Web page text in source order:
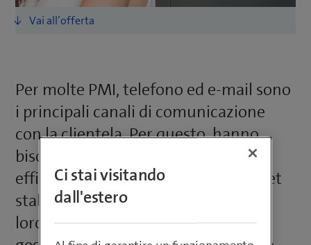
Per molte PMI, telefono ed e-mail sono
i principali canali di comunicazione
con la clientela. Per questo, hanno
bisogno di un impianto telefonico
efficiente e una connessione internet
stabile. Tuttavia, la maggior parte di
loro non desidera farsi carico della
Ci stai visitando
dall'estero